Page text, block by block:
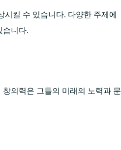
킬 수 있습니다. 다양한 주제에
습니다.
의력은 그들의 미래의 노력과 문